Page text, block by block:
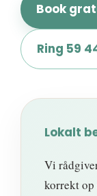
Book
Ring 59
Lokalt
Vi
korrekt op